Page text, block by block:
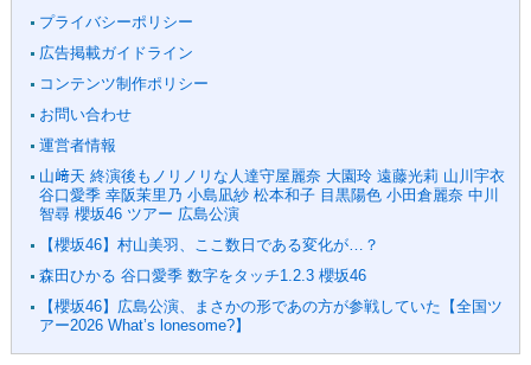
プライバシーポリシー
広告掲載ガイドライン
コンテンツ制作ポリシー
お問い合わせ
運営者情報
山﨑天 終演後もノリノリな人達守屋麗奈 大園玲 遠藤光莉 山川宇衣
谷口愛季 幸阪茉里乃 小島凪紗 松本和子 目黒陽色 小田倉麗奈 中川
智尋 櫻坂46 ツアー 広島公演
【櫻坂46】村山美羽、ここ数日である変化が…？
森田ひかる 谷口愛季 数字をタッチ1.2.3 櫻坂46
【櫻坂46】広島公演、まさかの形であの方が参戦していた【全国ツ
アー2026 What’s lonesome?】